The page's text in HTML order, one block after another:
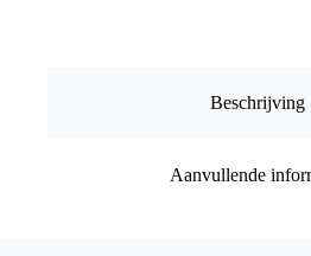
Beschrijving
Aanvullende